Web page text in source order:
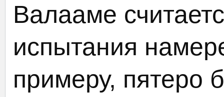
Валааме
испытания
примеру, пятеро